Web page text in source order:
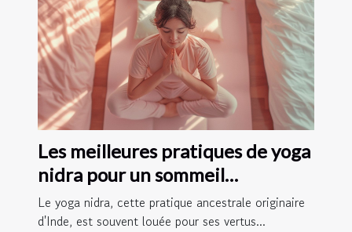
Les meilleures pratiques de yoga
nidra pour un sommeil
réparateur
Le yoga nidra, cette pratique ancestrale originaire
d'Inde, est souvent louée pour ses vertus...